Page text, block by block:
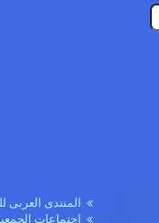
المنتدى العربى
إجتماعات